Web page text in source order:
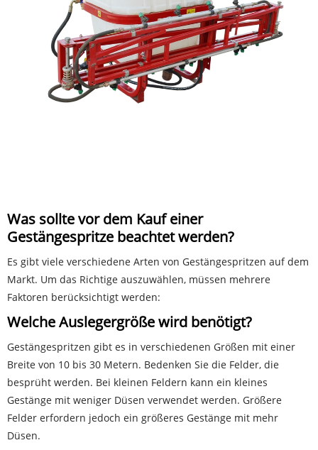
Was sollte vor dem Kauf einer
Gestängespritze beachtet werden?
Es gibt viele verschiedene Arten von Gestängespritzen auf dem
Markt. Um das Richtige auszuwählen, müssen mehrere
Faktoren berücksichtigt werden:
Welche Auslegergröße wird benötigt?
Gestängespritzen gibt es in verschiedenen Größen mit einer
Breite von 10 bis 30 Metern. Bedenken Sie die Felder, die
besprüht werden. Bei kleinen Feldern kann ein kleines
Gestänge mit weniger Düsen verwendet werden. Größere
Felder erfordern jedoch ein größeres Gestänge mit mehr
Düsen.